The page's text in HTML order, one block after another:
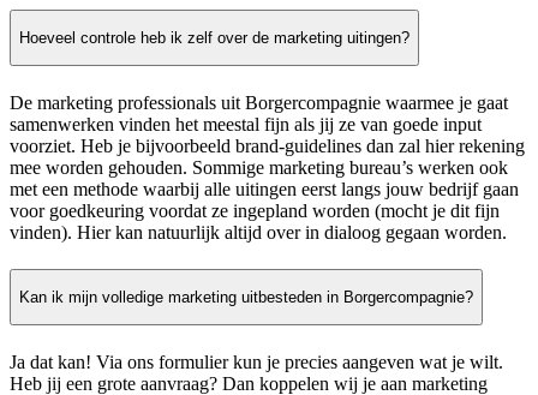
Hoeveel controle heb ik zelf over de marketing uitingen?
De marketing professionals uit Borgercompagnie waarmee je gaat
samenwerken vinden het meestal fijn als jij ze van goede input
voorziet. Heb je bijvoorbeeld brand-guidelines dan zal hier rekening
mee worden gehouden. Sommige marketing bureau’s werken ook
met een methode waarbij alle uitingen eerst langs jouw bedrijf gaan
voor goedkeuring voordat ze ingepland worden (mocht je dit fijn
vinden). Hier kan natuurlijk altijd over in dialoog gegaan worden.
Kan ik mijn volledige marketing uitbesteden in Borgercompagnie?
Ja dat kan! Via ons formulier kun je precies aangeven wat je wilt.
Heb jij een grote aanvraag? Dan koppelen wij je aan marketing